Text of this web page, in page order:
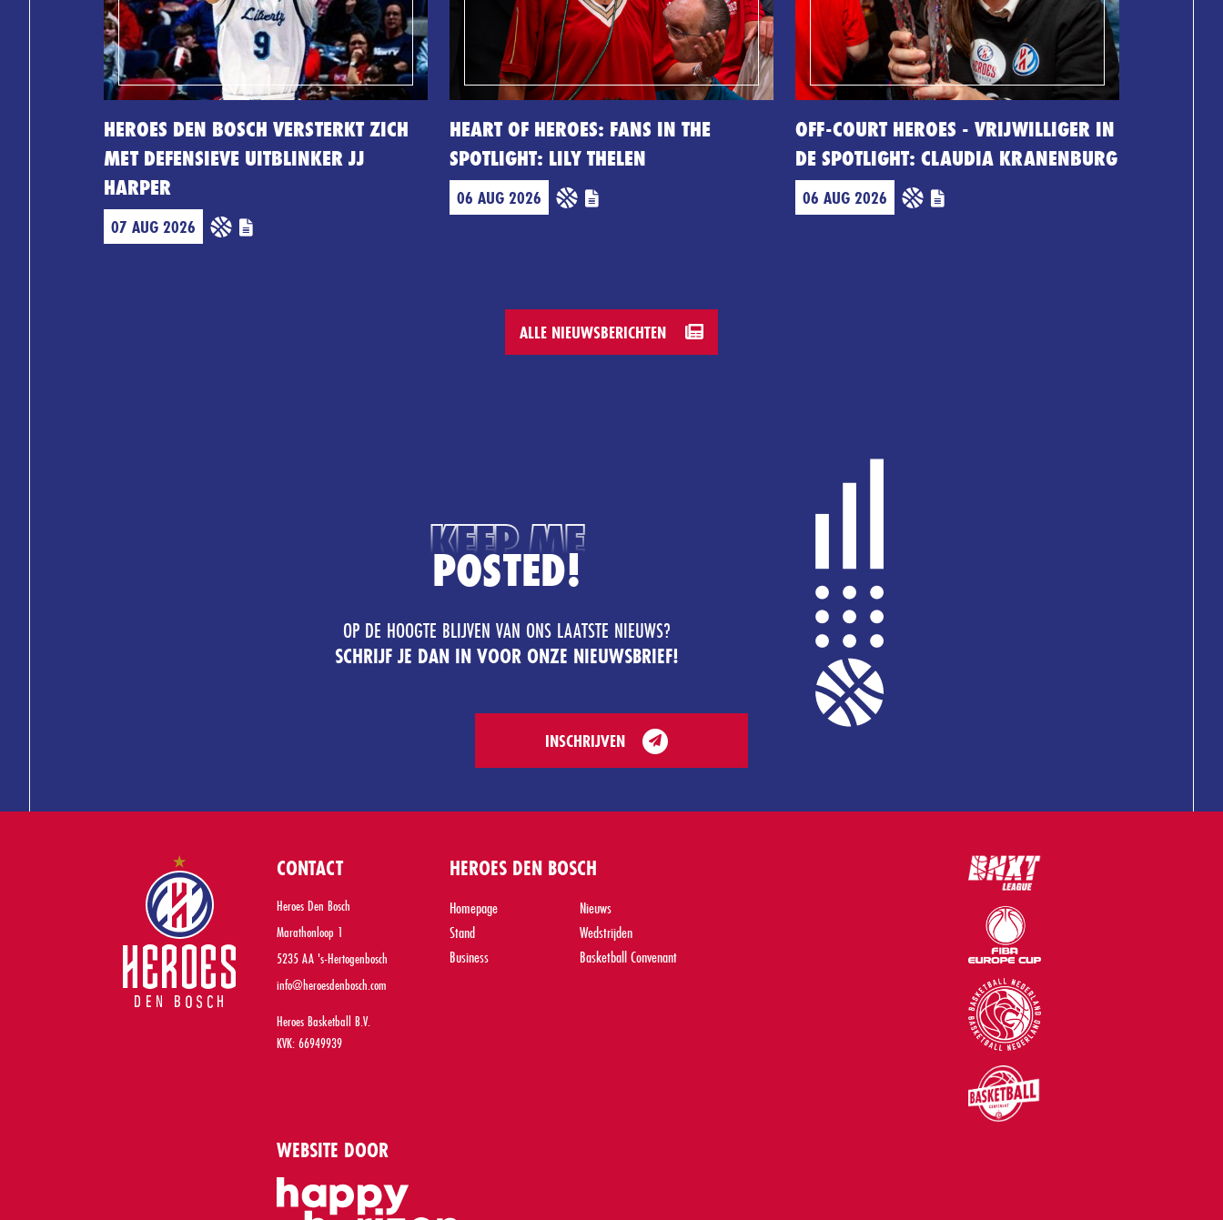
HEROES DEN BOSCH VERSTERKT ZICH
MET DEFENSIEVE UITBLINKER JJ
HARPER
07 AUG 2026
HEART OF HEROES: FANS IN THE
SPOTLIGHT: LILY THELEN
06 AUG 2026
OFF-COURT HEROES - VRIJWILLIGER IN
DE SPOTLIGHT: CLAUDIA KRANENBURG
06 AUG 2026
ALLE NIEUWSBERICHTEN
KEEP ME
POSTED!
OP DE HOOGTE BLIJVEN VAN ONS LAATSTE NIEUWS?
SCHRIJF JE DAN IN VOOR ONZE NIEUWSBRIEF!
INSCHRIJVEN
CONTACT
Heroes Den Bosch
Marathonloop 1
5235 AA 's-Hertogenbosch
info@heroesdenbosch.com
Heroes Basketball B.V.
KVK: 66949939
HEROES DEN BOSCH
Homepage
Nieuws
Stand
Wedstrijden
Business
Basketball Convenant
WEBSITE DOOR